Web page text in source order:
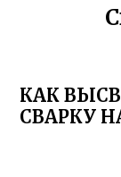
КАК
СВАРКУ